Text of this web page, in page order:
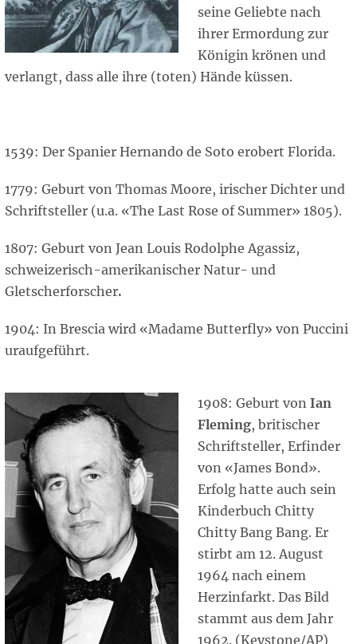
seine Geliebte nach
ihrer Ermordung zur
Königin krönen und
verlangt, dass alle ihre (toten) Hände küssen.
1539: Der Spanier Hernando de Soto erobert Florida.
1779: Geburt von Thomas Moore, irischer Dichter und
Schriftsteller (u.a. «The Last Rose of Summer» 1805).
1807: Geburt von Jean Louis Rodolphe Agassiz,
schweizerisch-amerikanischer Natur- und
Gletscherforscher.
1904: In Brescia wird «Madame Butterfly» von Puccini
uraufgeführt.
1908: Geburt von Ian
Fleming, britischer
Schriftsteller, Erfinder
von «James Bond».
Erfolg hatte auch sein
Kinderbuch Chitty
Chitty Bang Bang. Er
stirbt am 12. August
1964 nach einem
Herzinfarkt. Das Bild
stammt aus dem Jahr
1962. (Keystone/AP)